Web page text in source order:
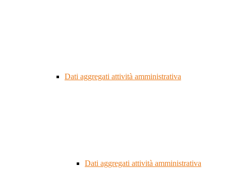
Dati aggregati attività amministrativa
Dati aggregati attività amministrativa